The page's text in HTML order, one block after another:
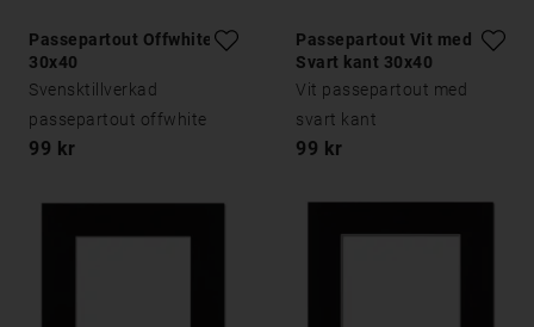
Passepartout Offwhite
30x40
Svensktillverkad
passepartout offwhite
99 kr
Passepartout Vit med
Svart kant 30x40
Vit passepartout med
svart kant
99 kr